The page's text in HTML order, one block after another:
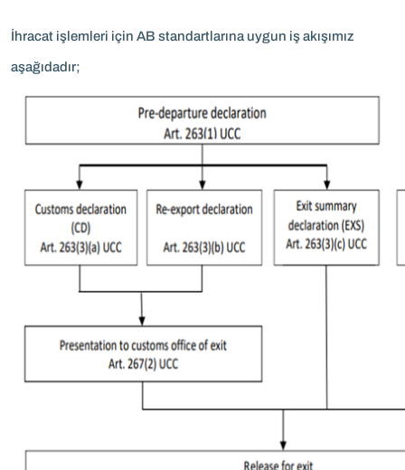
İhracat işlemleri için AB standartlarına uygun iş akışımız
aşağıdadır;